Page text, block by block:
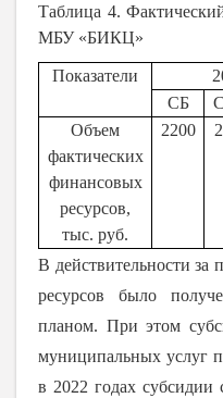
Таблица 4.
МБУ «БИКЦ»
Показатели
СБ
Объем
фактических
финансовых
ресурсов,
тыс. руб.
2200
В действительности
ресурсов было
планом. При этом
муниципальных услуг
в 2022 годах